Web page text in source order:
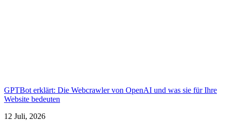
GPTBot erklärt: Die Webcrawler von OpenAI und was sie für Ihre
Website bedeuten
12 Juli, 2026